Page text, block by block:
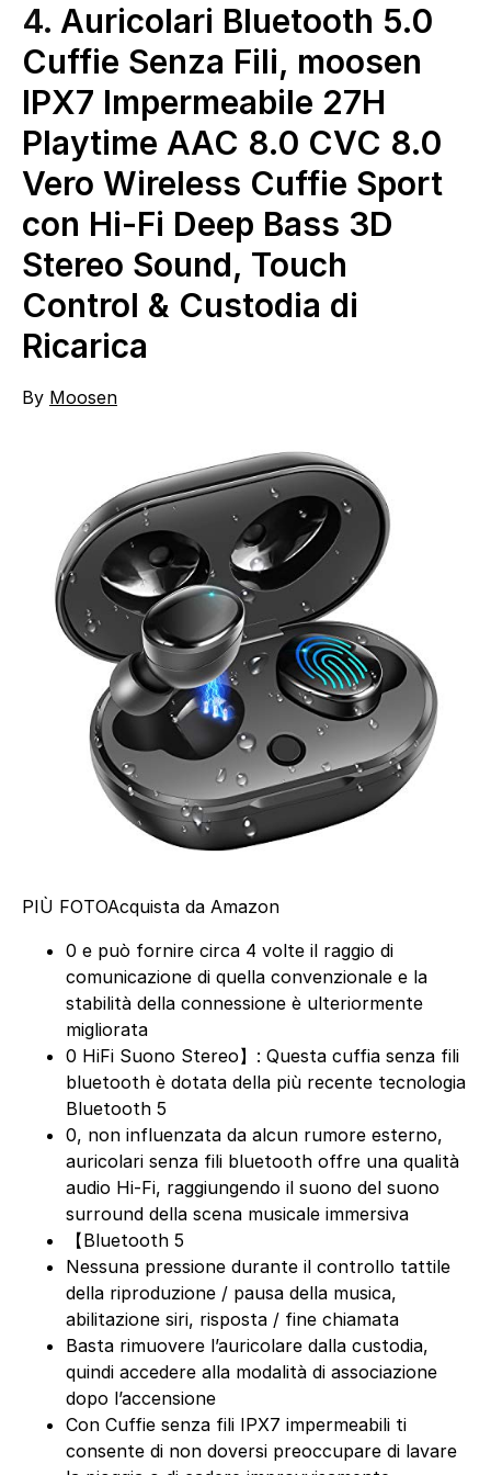
4. Auricolari Bluetooth 5.0
Cuffie Senza Fili, moosen
IPX7 Impermeabile 27H
Playtime AAC 8.0 CVC 8.0
Vero Wireless Cuffie Sport
con Hi-Fi Deep Bass 3D
Stereo Sound, Touch
Control & Custodia di
Ricarica
By Moosen
PIÙ FOTOAcquista da Amazon
0 e può fornire circa 4 volte il raggio di
comunicazione di quella convenzionale e la
stabilità della connessione è ulteriormente
migliorata
0 HiFi Suono Stereo】: Questa cuffia senza fili
bluetooth è dotata della più recente tecnologia
Bluetooth 5
0, non influenzata da alcun rumore esterno,
auricolari senza fili bluetooth offre una qualità
audio Hi-Fi, raggiungendo il suono del suono
surround della scena musicale immersiva
【Bluetooth 5
Nessuna pressione durante il controllo tattile
della riproduzione / pausa della musica,
abilitazione siri, risposta / fine chiamata
Basta rimuovere l’auricolare dalla custodia,
quindi accedere alla modalità di associazione
dopo l’accensione
Con Cuffie senza fili IPX7 impermeabili ti
consente di non doversi preoccupare di lavare